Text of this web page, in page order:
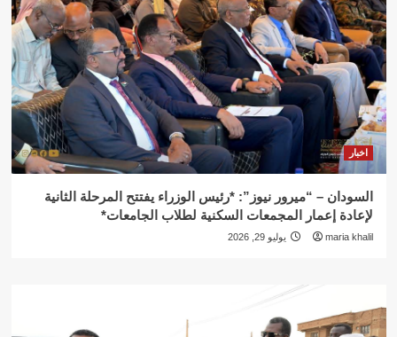
اخبار
السودان – “ميرور نيوز”: *رئيس الوزراء يفتتح المرحلة الثانية
لإعادة إعمار المجمعات السكنية لطلاب الجامعات*
maria khalil يوليو 29, 2026